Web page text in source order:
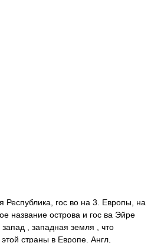
Республика, гос во на 3. Европы, на
название острова и гос ва Эйре
, западная земля , что
страны в Европе. Англ,